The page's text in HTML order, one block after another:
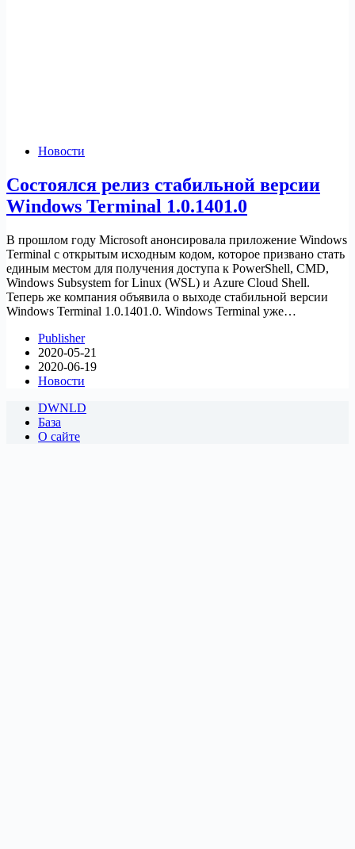
Новости
Состоялся релиз стабильной версии
Windows Terminal 1.0.1401.0
В прошлом году Microsoft анонсировала приложение Windows
Terminal с открытым исходным кодом, которое призвано стать
единым местом для получения доступа к PowerShell, CMD,
Windows Subsystem for Linux (WSL) и Azure Cloud Shell.
Теперь же компания объявила о выходе стабильной версии
Windows Terminal 1.0.1401.0. Windows Terminal уже…
Publisher
2020-05-21
2020-06-19
Новости
DWNLD
База
О сайте